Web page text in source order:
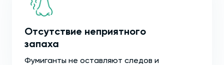
Отсутствие неприятного
запаха
Фумиганты не оставляют следов и